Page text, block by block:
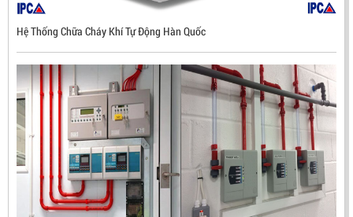
ĐẦU BÁO LỬA CHỐNG NỔ UV/IR- UX300 –
MEKASENTRON KOREA
LIÊN HỆ
Mã sản phẩm: UX300
Hệ Thống Chữa Cháy Khí Tự Động Hàn Quốc